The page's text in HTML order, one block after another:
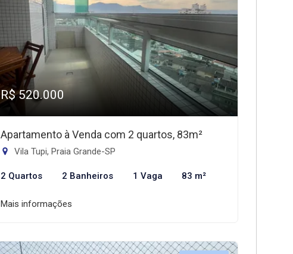
R$ 520.000
Apartamento à Venda com 2 quartos, 83m²
Vila Tupi, Praia Grande-SP
2 Quartos 2 Banheiros 1 Vaga 83 m²
Mais informações